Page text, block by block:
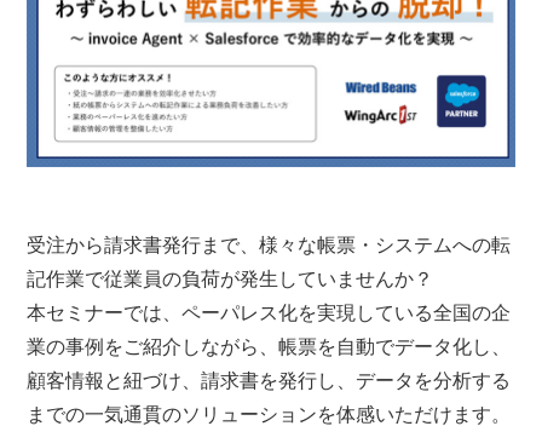
受注から請求書発行まで、様々な帳票・システムへの転
記作業で従業員の負荷が発生していませんか？
本セミナーでは、ペーパレス化を実現している全国の企
業の事例をご紹介しながら、帳票を自動でデータ化し、
顧客情報と紐づけ、請求書を発行し、データを分析する
までの一気通貫のソリューションを体感いただけます。